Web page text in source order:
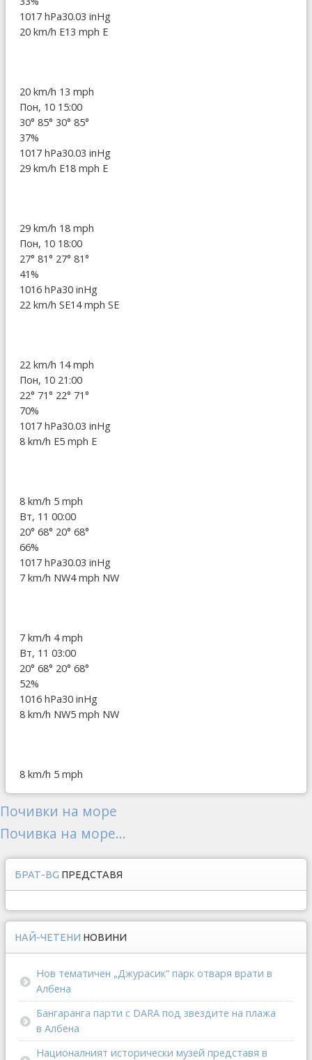
1017 hPa30.03 inHg
20 km/h E13 mph E
20 km/h 13 mph
Пон, 10 15:00
30° 85° 30° 85°
37%
1017 hPa30.03 inHg
29 km/h E18 mph E
29 km/h 18 mph
Пон, 10 18:00
27° 81° 27° 81°
41%
1016 hPa30 inHg
22 km/h SE14 mph SE
22 km/h 14 mph
Пон, 10 21:00
22° 71° 22° 71°
70%
1017 hPa30.03 inHg
8 km/h E5 mph E
8 km/h 5 mph
Вт, 11 00:00
20° 68° 20° 68°
66%
1017 hPa30.03 inHg
7 km/h NW4 mph NW
7 km/h 4 mph
Вт, 11 03:00
20° 68° 20° 68°
52%
1016 hPa30 inHg
8 km/h NW5 mph NW
8 km/h 5 mph
Почивки на море
Почивка на море...
БРАТ-BG ПРЕДСТАВЯ
НАЙ-ЧЕТЕНИ НОВИНИ
Нов тематичен „Джурасик“ парк отваря врати в
Албена
Бангаранга парти с DARA под звездите на плажа
в Албена
Националният исторически музей представя в